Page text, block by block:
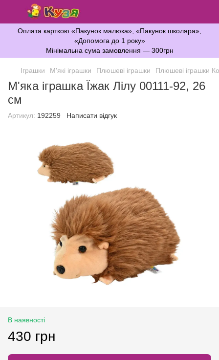
Оплата карткою «Пакунок малюка», «Пакунок школяра»,
«Допомога до 1 року»
Мінімальна сума замовлення — 300грн
Іграшки М'які іграшки Плюшеві іграшки Плюшеві іграшки
М'яка іграшка Їжак Лілу 00111-92, 26
см
Артикул: 192259 Написати відгук
В наявності
430 грн